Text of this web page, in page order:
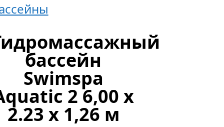
бассейн
Swimspa
2 6,00 x
2.23 х 1,26 м